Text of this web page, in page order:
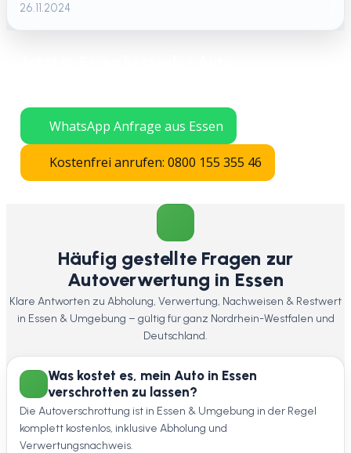
26.11.2024
WhatsApp Anfrage aus Essen
Kostenfrei anrufen: 0800 155 355 46
Häufig gestellte Fragen zur
Autoverwertung in Essen
Klare Antworten zu Abholung, Verwertung, Nachweisen & Restwert
in Essen & Umgebung – gültig für ganz Nordrhein-Westfalen und
Deutschland.
Was kostet es, mein Auto in Essen
verschrotten zu lassen?
Die Autoverschrottung ist in Essen & Umgebung in der Regel
komplett kostenlos, inklusive Abholung und
Verwertungsnachweis.